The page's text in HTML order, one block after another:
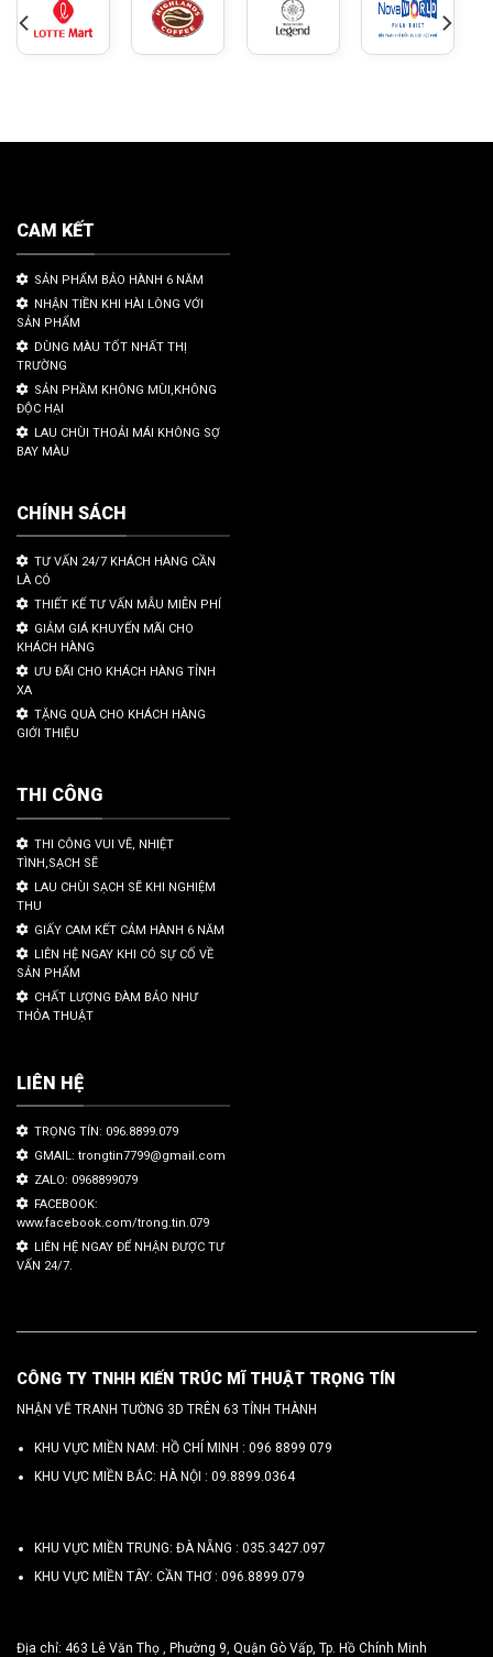
CAM KẾT
SẢN PHẨM BẢO HÀNH 6 NĂM
NHẬN TIỀN KHI HÀI LÒNG VỚI
SẢN PHẨM
DÙNG MÀU TỐT NHẤT THỊ
TRƯỜNG
SẢN PHẦM KHÔNG MÙI,KHÔNG
ĐỘC HẠI
LAU CHÙI THOẢI MÁI KHÔNG SỢ
BAY MÀU
CHÍNH SÁCH
TƯ VẤN 24/7 KHÁCH HÀNG CẦN
LÀ CÓ
THIẾT KẾ TƯ VẤN MẪU MIỄN PHÍ
GIẢM GIÁ KHUYẾN MÃI CHO
KHÁCH HÀNG
ƯU ĐÃI CHO KHÁCH HÀNG TỈNH
XA
TẶNG QUÀ CHO KHÁCH HÀNG
GIỚI THIỆU
THI CÔNG
THI CÔNG VUI VẼ, NHIỆT
TÌNH,SẠCH SẼ
LAU CHÙI SẠCH SẼ KHI NGHIỆM
THU
GIẤY CAM KẾT CẢM HÀNH 6 NĂM
LIÊN HỆ NGAY KHI CÓ SỰ CỐ VỀ
SẢN PHẨM
CHẤT LƯỢNG ĐÀM BẢO NHƯ
THỎA THUẬT
LIÊN HỆ
TRỌNG TÍN: 096.8899.079
GMAIL: trongtin7799@gmail.com
ZALO: 0968899079
FACEBOOK:
www.facebook.com/trong.tin.079
LIÊN HỆ NGAY ĐỂ NHẬN ĐƯỢC TƯ
VẤN 24/7.
CÔNG TY TNHH KIẾN TRÚC MĨ THUẬT TRỌNG TÍN
NHẬN VẼ TRANH TƯỜNG 3D TRÊN 63 TỈNH THÀNH
KHU VỰC MIỀN NAM: HỒ CHÍ MINH : 096 8899 079
KHU VỰC MIỀN BẮC: HÀ NỘI : 09.8899.0364
KHU VỰC MIỀN TRUNG: ĐÀ NẴNG : 035.3427.097
KHU VỰC MIỀN TÂY: CẦN THƠ : 096.8899.079
Địa chỉ: 463 Lê Văn Thọ , Phường 9, Quận Gò Vấp, Tp. Hồ Chính Minh